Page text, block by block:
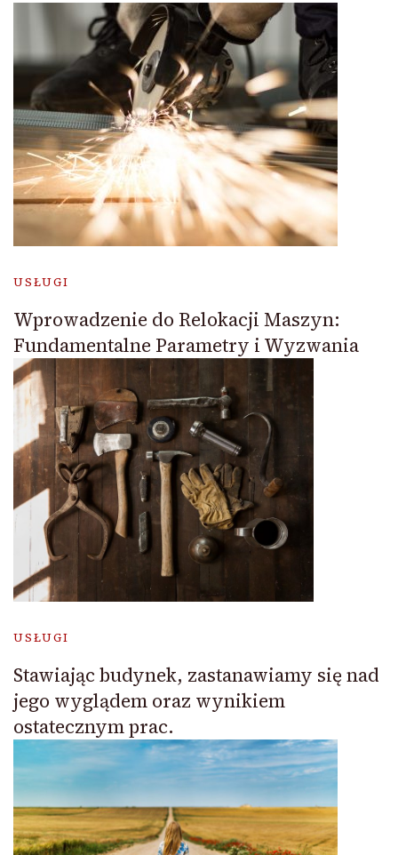
USŁUGI
Wprowadzenie do Relokacji Maszyn:
Fundamentalne Parametry i Wyzwania
USŁUGI
Stawiając budynek, zastanawiamy się nad
jego wyglądem oraz wynikiem
ostatecznym prac.